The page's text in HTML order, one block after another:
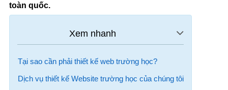
toàn quốc.
Tại sao cần phải thiết kế web trường học?
Dịch vụ thiết kế Website trường học của chúng tôi